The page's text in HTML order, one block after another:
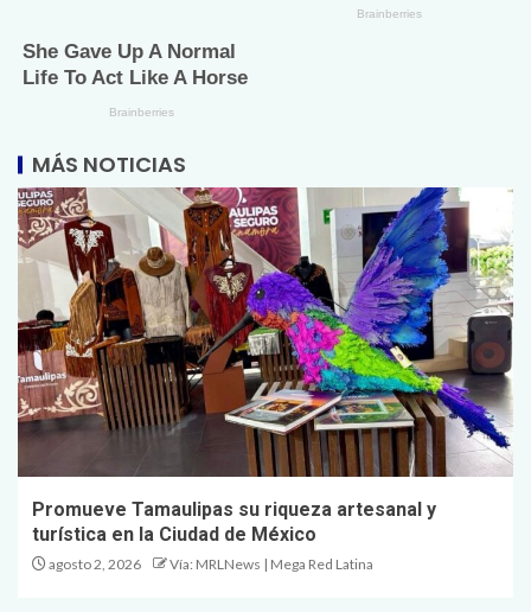
MÁS NOTICIAS
Promueve Tamaulipas su riqueza artesanal y
turística en la Ciudad de México
agosto 2, 2026 Vía: MRLNews | Mega Red Latina